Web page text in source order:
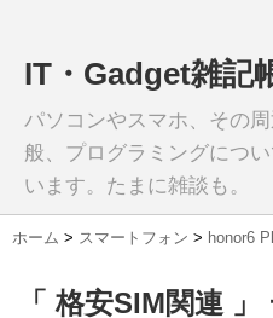
IT・Gadget雑記
パソコンやスマホ、その
般、プログラミングにつ
います。たまに雑談も。
ホーム > スマートフォン > honor6
「 格安SIM関連 」